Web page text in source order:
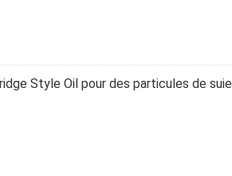
Style Oil pour des particules de suie